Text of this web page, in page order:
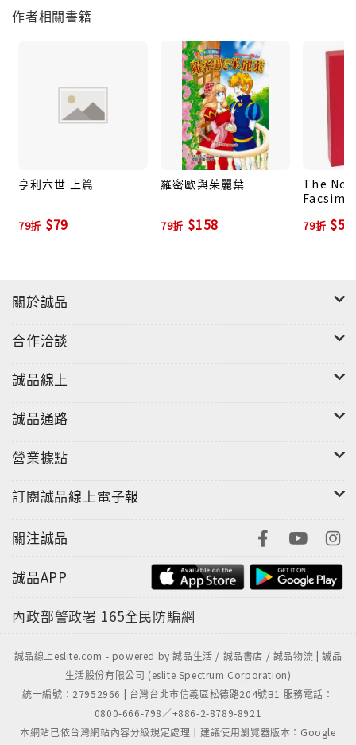
作者相關書籍
亨利六世 上篇
79折 $79
羅密歐與茱麗葉
79折 $158
The
79折
關於誠品
合作洽談
誠品線上
誠品通路
營業據點
訂閱誠品線上電子報
關注誠品
誠品APP
內政部警政署 165全民防騙網
誠品線上eslite.com - powered by 誠品生活 / 誠品書店 / 誠品物流 | 誠品
生活股份有限公司 (eslite Spectrum Corporation)
統一編號：27952966 | 台灣台北市信義區松德路204號B1 服務電話：
0800-666-798／+886-2-8789-8921
本網站已依台灣網站內容分級規定處理｜建議使用瀏覽器版本：Google